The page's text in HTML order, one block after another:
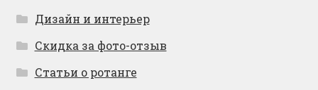
Дизайн и интерьер
Скидка за фото-отзыв
Статьи о ротанге